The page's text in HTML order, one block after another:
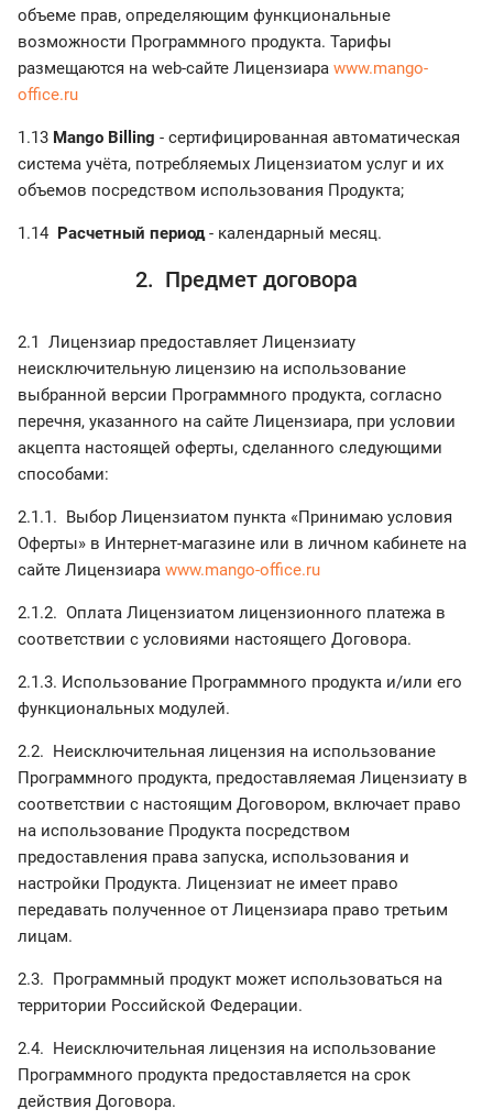
объеме прав, определяющим функциональные
возможности Программного продукта. Тарифы
размещаются на web-сайте Лицензиара www.mango-
office.ru
1.13 Mango Billing - сертифицированная автоматическая
система учёта, потребляемых Лицензиатом услуг и их
объемов посредством использования Продукта;
1.14 Расчетный период- календарный месяц.
2. Предмет договора
2.1 Лицензиар предоставляет Лицензиату
неисключительную лицензию на использование
выбранной версии Программного продукта, согласно
перечня, указанного на сайте Лицензиара, при условии
акцепта настоящей оферты, сделанного следующими
способами:
2.1.1. Выбор Лицензиатом пункта «Принимаю условия
Оферты» в Интернет-магазине или в личном кабинете на
сайте Лицензиара www.mango-office.ru
2.1.2. Оплата Лицензиатом лицензионного платежа в
соответствии с условиями настоящего Договора.
2.1.3. Использование Программного продукта и/или его
функциональных модулей.
2.2. Неисключительная лицензия на использование
Программного продукта, предоставляемая Лицензиату в
соответствии с настоящим Договором, включает право
на использование Продукта посредством
предоставления права запуска, использования и
настройки Продукта. Лицензиат не имеет право
передавать полученное от Лицензиара право третьим
лицам.
2.3. Программный продукт может использоваться на
территории Российской Федерации.
2.4. Неисключительная лицензия на использование
Программного продукта предоставляется на срок
действия Договора.